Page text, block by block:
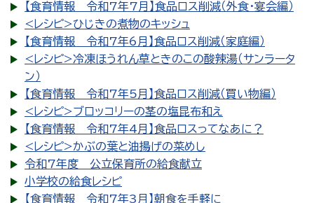
【食育情報 令和7年7月】食品ロス削減（外食・宴会編）
<レシピ>ひじきの煮物のキッシュ
【食育情報 令和7年6月】食品ロス削減（家庭編）
<レシピ>冷凍ほうれん草ときのこの酸辣湯（サンラータ
ン）
【食育情報 令和7年5月】食品ロス削減（買い物編）
<レシピ>ブロッコリーの茎の塩昆布和え
【食育情報 令和7年4月】食品ロスってなあに？
<レシピ>かぶの葉と油揚げの菜めし
令和7年度 公立保育所の給食献立
小学校の給食レシピ
【食育情報 令和7年3月】朝食を手軽に